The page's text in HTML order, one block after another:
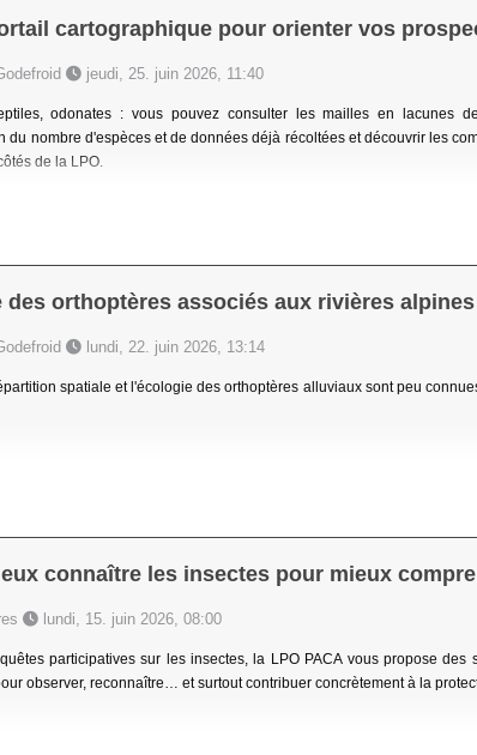
cartographique pour orienter vos
jeudi, 25. juin 2026, 11:40
odonates : vous pouvez consulter les mailles en lacunes
du nombre d'espèces et de données déjà récoltées et découvrir les
de la LPO.
des orthoptères associés aux rivières
lundi, 22. juin 2026, 13:14
spatiale et l'écologie des orthoptères alluviaux sont peu
connaître les insectes pour mieux
lundi, 15. juin 2026, 08:00
participatives sur les insectes, la LPO PACA vous propose des
observer, reconnaître… et surtout contribuer concrètement à la